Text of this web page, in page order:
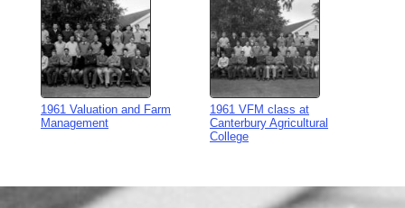
1961 Valuation and Farm
Management
1961 VFM class at
Canterbury Agricultural
College